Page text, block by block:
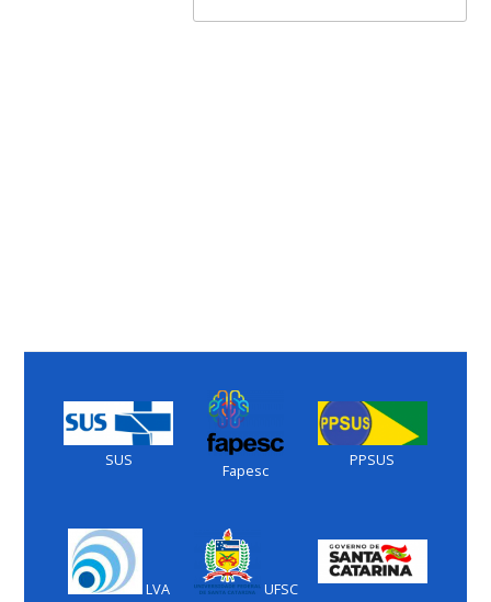
SUS
Fapesc
PPSUS
LVA UFSC